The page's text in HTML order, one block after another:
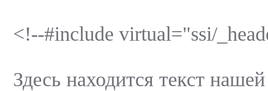
<!--#include virtual="ssi/
Здесь находится текст